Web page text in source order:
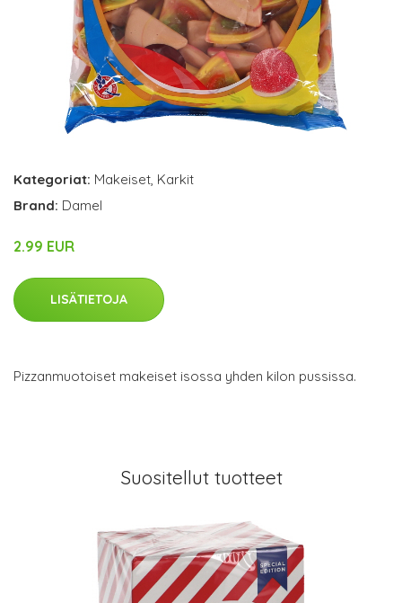
Kategoriat: Makeiset, Karkit
Brand: Damel
2.99 EUR
LISÄTIETOJA
Pizzanmuotoiset makeiset isossa yhden kilon pussissa.
Suositellut tuotteet